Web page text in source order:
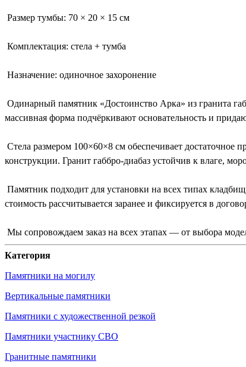
Размер тумбы: 70 × 20 × 15 см
Комплектация: стела + тумба
Назначение: одиночное захоронение
Одинарный памятник «Достоинство Арка» из гранита
массивная форма подчёркивают основательность и
Стела размером 100×60×8 см обеспечивает достаточное
конструкции. Гранит габбро-диабаз устойчив к влаге,
Памятник подходит для установки на всех типах
стоимость рассчитывается заранее и фиксируется в
Мы сопровождаем заказ на всех этапах — от выбора
Категория
Памятники на могилу
Вертикальные памятники
Памятники с художественной резкой
Памятники участнику СВО
Гранитные памятники